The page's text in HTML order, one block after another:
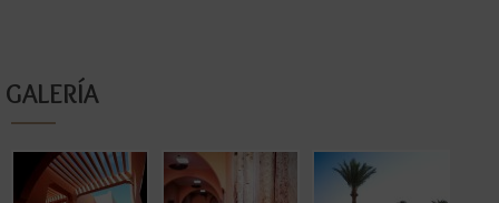
GALERÍA